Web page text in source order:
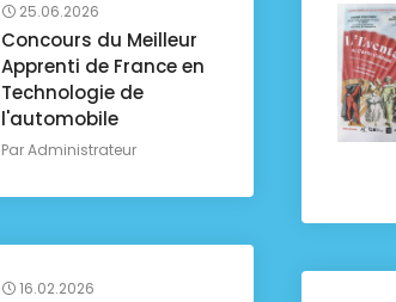
25.06.2026
Concours du Meilleur
Apprenti de France en
Technologie de
l'automobile
ParAdministrateur
16.02.2026